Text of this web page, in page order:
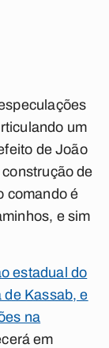
um
de João
de
comando é
e sim
estadual do
de Kassab, e
na
em